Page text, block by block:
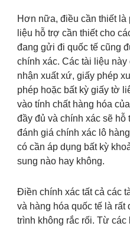
Hơn nữa, điều cần thiết là
liệu hỗ trợ cần thiết cho
đang gửi đi quốc tế cũng
chính xác. Các tài liệu
nhận xuất xứ, giấy phép
phép hoặc bất kỳ giấy tờ
vào tính chất hàng hóa
đầy đủ và chính xác sẽ
đánh giá chính xác lô
có cần áp dụng bất kỳ
sung nào hay không.
Điền chính xác tất cả các
và hàng hóa quốc tế là rất
trình không rắc rối. Từ